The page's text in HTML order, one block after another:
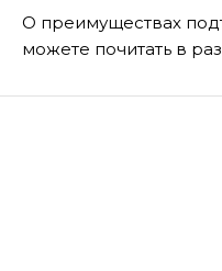
О преимуществах
можете почитать в